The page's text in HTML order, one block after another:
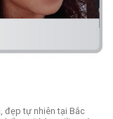
đẹp tự nhiên tại Bắc